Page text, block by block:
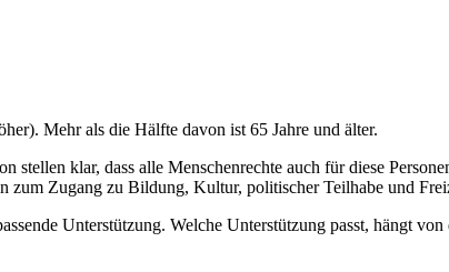
Mehr als die Hälfte davon ist 65 Jahre und älter.
klar, dass alle Menschenrechte auch für diese
Zugang zu Bildung, Kultur, politischer Teilhabe und
Unterstützung. Welche Unterstützung passt, hängt